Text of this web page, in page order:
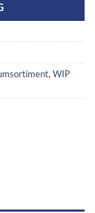
, WIP